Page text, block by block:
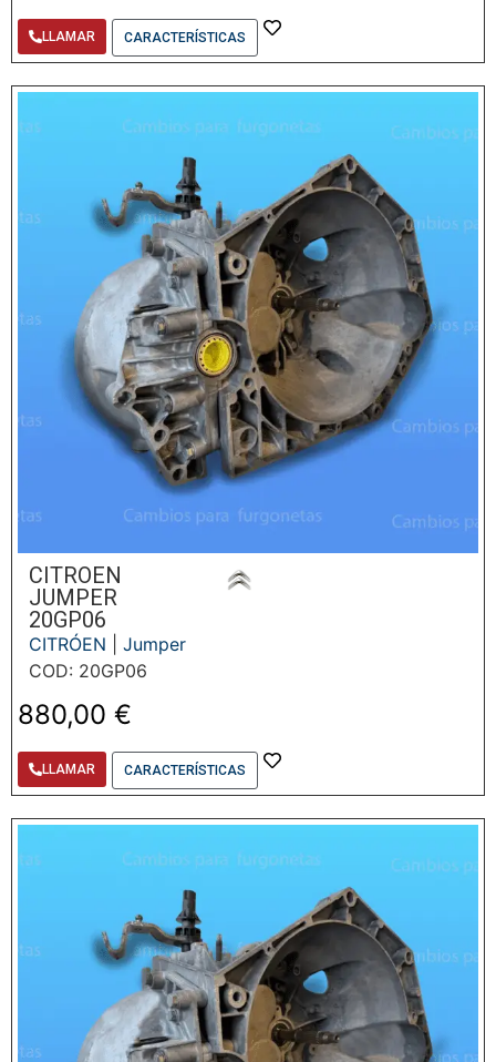
LLAMAR CARACTERÍSTICAS
CITROEN
JUMPER
20GP06
CITRÓEN
Jumper
COD: 20GP06
880,00 €
LLAMAR CARACTERÍSTICAS